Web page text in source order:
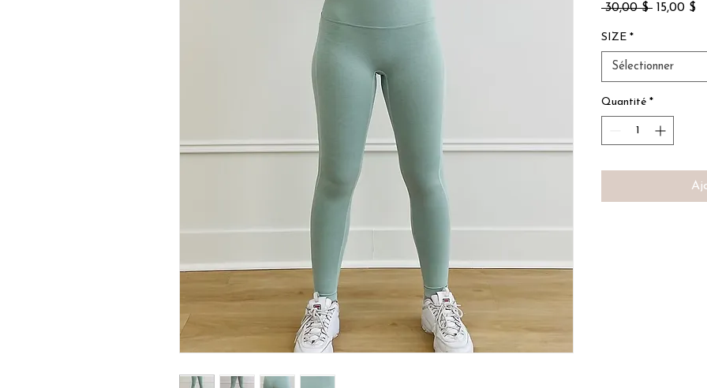
30,00 $ Prix
15,00 $
SIZE *
Sélectionner
Quantité *